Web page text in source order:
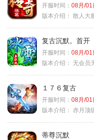
开服时间： 08月/01
版本介绍： 散人大
复古沉默。首开
开服时间： 08月/01
版本介绍： 无会员
１７６复古
开服时间： 08月/01
版本介绍： 赤月顶
蒂尊沉默